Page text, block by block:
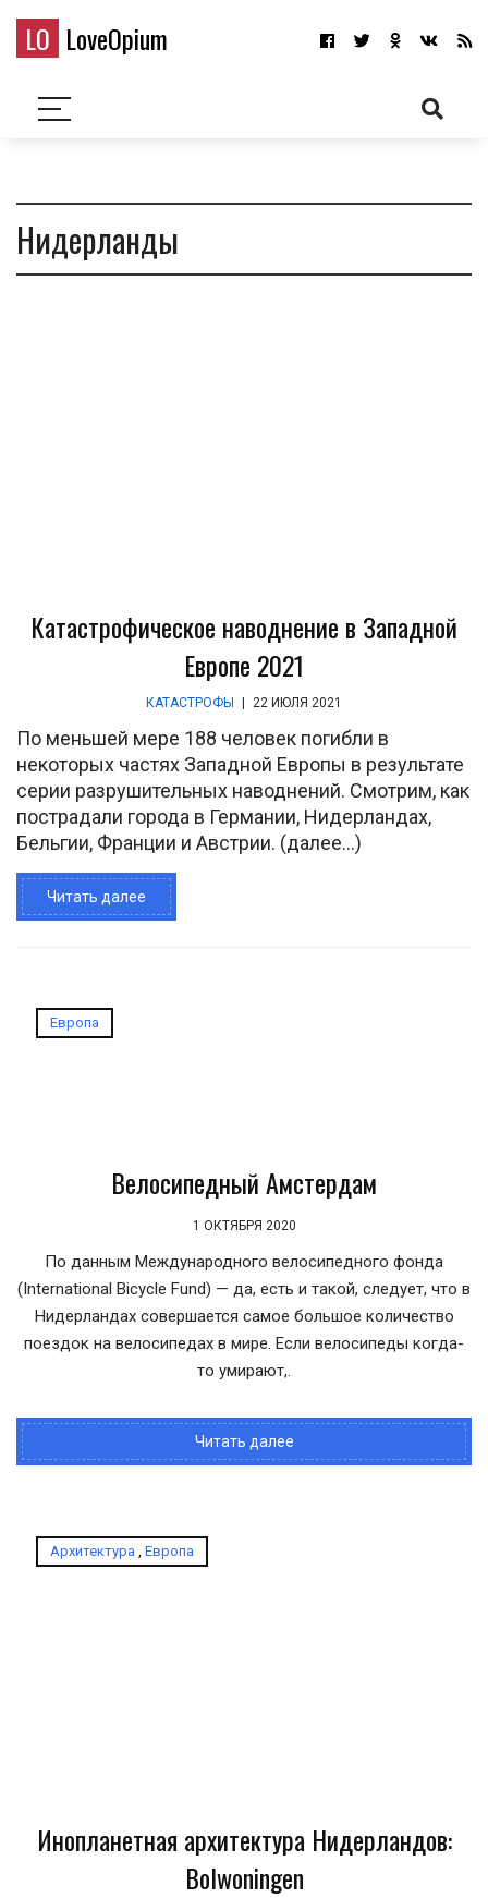
LO LoveOpium
Нидерланды
Катастрофическое наводнение в Западной
Европе 2021
КАТАСТРОФЫ | 22 ИЮЛЯ 2021
По меньшей мере 188 человек погибли в
некоторых частях Западной Европы в результате
серии разрушительных наводнений. Смотрим, как
пострадали города в Германии, Нидерландах,
Бельгии, Франции и Австрии. (далее…)
Читать далее
Европа
Велосипедный Амстердам
1 ОКТЯБРЯ 2020
По данным Международного велосипедного фонда
(International Bicycle Fund) — да, есть и такой, следует, что в
Нидерландах совершается самое большое количество
поездок на велосипедах в мире. Если велосипеды когда-
то умирают,.
Читать далее
Архитектура Европа
Инопланетная архитектура Нидерландов:
Bolwoningen